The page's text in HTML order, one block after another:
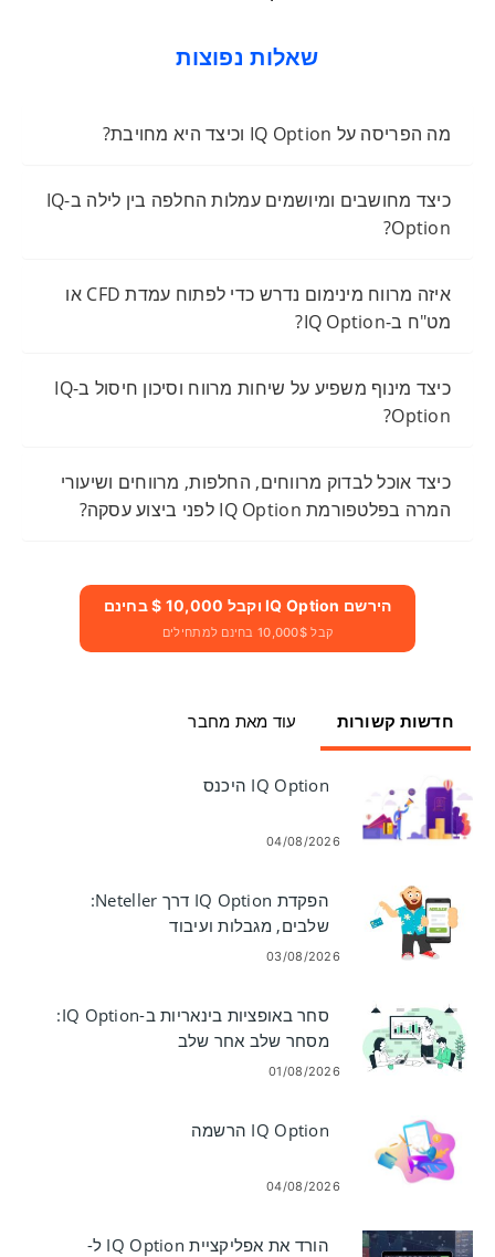
שאלות נפוצות
מה הפריסה על IQ Option וכיצד היא מחויבת?
כיצד מחושבים ומיושמים עמלות החלפה בין לילה ב-IQ
Option?
איזה מרווח מינימום נדרש כדי לפתוח עמדת CFD או
מט"ח ב-IQ Option?
כיצד מינוף משפיע על שיחות מרווח וסיכון חיסול ב-IQ
Option?
כיצד אוכל לבדוק מרווחים, החלפות, מרווחים ושיעורי
המרה בפלטפורמת IQ Option לפני ביצוע עסקה?
הירשם IQ Option וקבל 10,000 $ בחינם
קבל 10,000$ בחינם למתחילים
עוד מאת מחבר חדשות קשורות
IQ Option היכנס
04/08/2026
הפקדת IQ Option דרך Neteller:
שלבים, מגבלות ועיבוד
03/08/2026
סחר באופציות בינאריות ב-IQ Option:
מסחר שלב אחר שלב
01/08/2026
IQ Option הרשמה
04/08/2026
הורד את אפליקציית IQ Option ל-